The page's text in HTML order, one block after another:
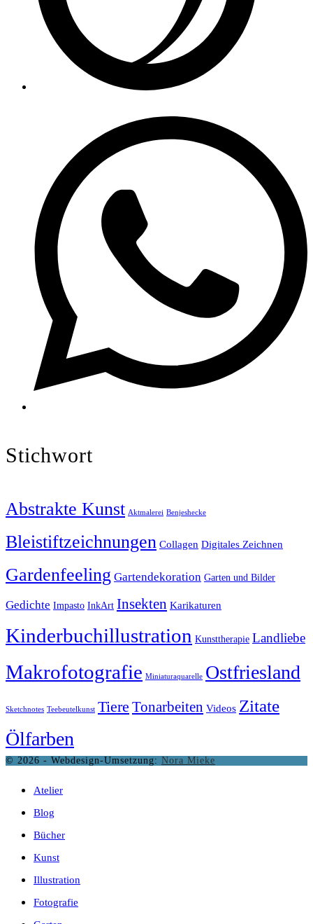
Stichwort
Abstrakte Kunst Aktmalerei Benjeshecke
Bleistiftzeichnungen Collagen Digitales Zeichnen
Gardenfeeling Gartendekoration Garten und Bilder
Gedichte Impasto InkArt Insekten Karikaturen
Kinderbuchillustration Kunsttherapie Landliebe
Makrofotografie Miniaturaquarelle Ostfriesland
Sketchnotes Teebeutelkunst Tiere Tonarbeiten Videos Zitate
Ölfarben
© 2026 - Webdesign-Umsetzung: Nora Mieke
Atelier
Blog
Bücher
Kunst
Illustration
Fotografie